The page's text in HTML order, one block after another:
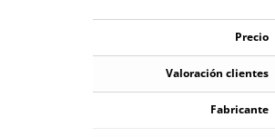
Precio
Valoración clientes
Fabricante